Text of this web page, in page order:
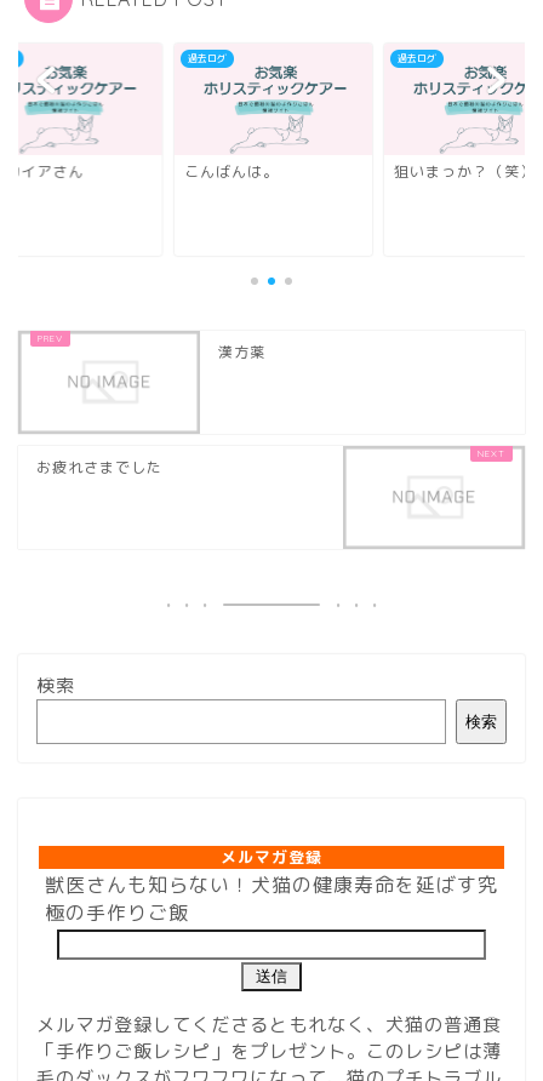
カイアさん
過去ログ
こんばんは。
過去ログ
狙いまっか？（笑）
漢方薬
お疲れさまでした
検索
検索
メルマガ登録
獣医さんも知らない！犬猫の健康寿命を延ばす究
極の手作りご飯
メルマガ登録してくださるともれなく、犬猫の普通食
「手作りご飯レシピ」をプレゼント。このレシピは薄